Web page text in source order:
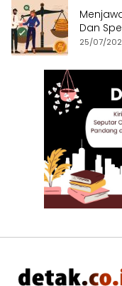
Dan
25/07/